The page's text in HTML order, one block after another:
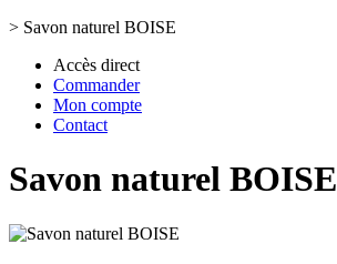
> Savon naturel BOISE
Accès direct
Commander
Mon compte
Contact
Savon naturel BOISE